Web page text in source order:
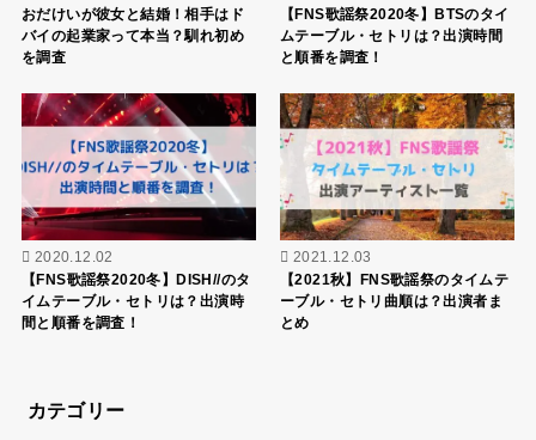
おだけいが彼女と結婚！相手はド
バイの起業家って本当？馴れ初め
を調査
【FNS歌謡祭2020冬】BTSのタイ
ムテーブル・セトリは？出演時間
と順番を調査！
2020.12.02
【FNS歌謡祭2020冬】DISH//のタ
イムテーブル・セトリは？出演時
間と順番を調査！
2021.12.03
【2021秋】FNS歌謡祭のタイムテ
ーブル・セトリ曲順は？出演者ま
とめ
カテゴリー